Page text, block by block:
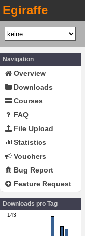
Egiraffe
Navigation
Overview
Downloads
Courses
FAQ
File Upload
Statistics
Vouchers
Bug Report
Feature Request
Downloads pro Tag
143